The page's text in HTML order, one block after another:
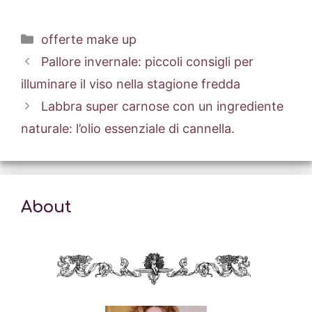
Categorie
offerte make up
Pallore invernale: piccoli consigli per
illuminare il viso nella stagione fredda
Labbra super carnose con un ingrediente
naturale: l’olio essenziale di cannella.
About